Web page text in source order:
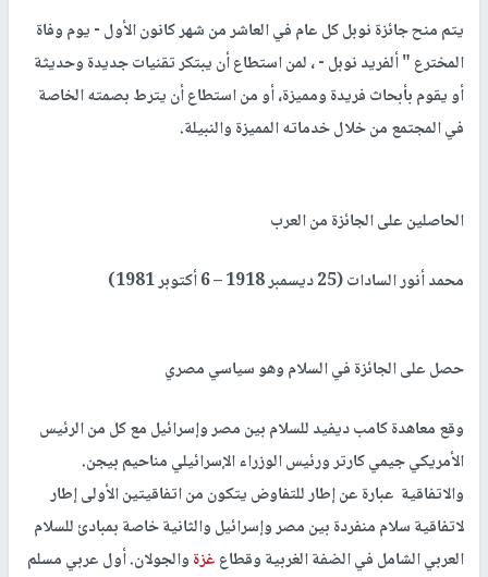
يتم منح جائزة نوبل كل عام في العاشر من شهر كانون الأول - يوم وفاة
المخترع " ألفريد نوبل - ، لمن استطاع أن يبتكر تقنيات جديدة وحديثة
أو يقوم بأبحاث فريدة ومميزة، أو من استطاع أن يترط بصمته الخاصة
في المجتمع من خلال خدماته المميزة والنبيلة.
الحاصلين على الجائزة من العرب
محمد أنور السادات (25 ديسمبر 1918 – 6 أكتوبر 1981)
حصل على الجائزة في السلام وهو سياسي مصري
وقع معاهدة كامب ديفيد للسلام بين مصر وإسرائيل مع كل من الرئيس
الأمريكي جيمي كارتر ورئيس الوزراء الإسرائيلي مناحيم بيجن.
والاتفاقية عبارة عن إطار للتفاوض يتكون من اتفاقيتين الأولى إطار
لاتفاقية سلام منفردة بين مصر وإسرائيل والثانية خاصة بمبادئ للسلام
العربي الشامل في الضفة الغربية وقطاعغزةوالجولان. أول عربي مسلم